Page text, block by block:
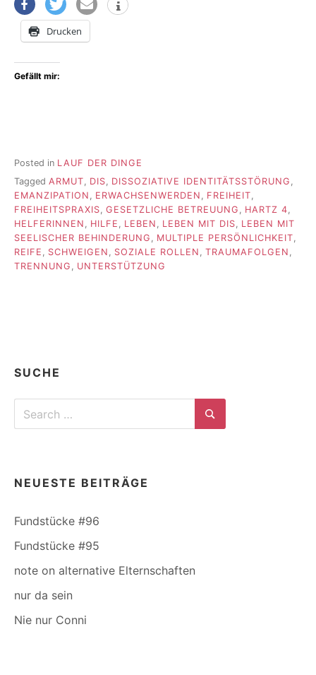
Drucken
Gefällt mir:
Posted in LAUF DER DINGE
Tagged ARMUT, DIS, DISSOZIATIVE IDENTITÄTSSTÖRUNG ,
EMANZIPATION , ERWACHSENWERDEN , FREIHEIT,
FREIHEITSPRAXIS, GESETZLICHE BETREUUNG , HARTZ 4,
HELFERINNEN , HILFE , LEBEN , LEBEN MIT DIS, LEBEN MIT
SEELISCHER BEHINDERUNG , MULTIPLE PERSÖNLICHKEIT,
REIFE , SCHWEIGEN , SOZIALE ROLLEN , TRAUMAFOLGEN ,
TRENNUNG , UNTERSTÜTZUNG
SUCHE
Search
for:
Search
NEUESTE BEITRÄGE
Fundstücke #96
Fundstücke #95
note on alternative Elternschaften
nur da sein
Nie nur Conni